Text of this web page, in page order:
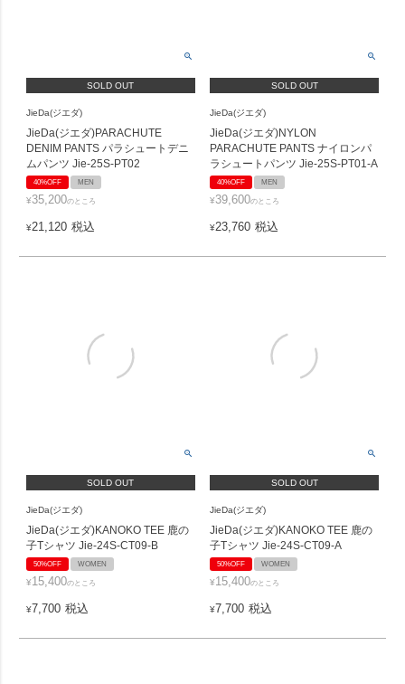
SOLD OUT
JieDa(ジエダ)
JieDa(ジエダ)PARACHUTE
DENIM PANTS パラシュートデニ
ムパンツ Jie-25S-PT02
40%OFF MEN
¥35,200のところ
¥21,120 税込
SOLD OUT
JieDa(ジエダ)
JieDa(ジエダ)NYLON
PARACHUTE PANTS ナイロンパ
ラシュートパンツ Jie-25S-PT01-A
40%OFF MEN
¥39,600のところ
¥23,760 税込
SOLD OUT
JieDa(ジエダ)
JieDa(ジエダ)KANOKO TEE 鹿の
子Tシャツ Jie-24S-CT09-B
50%OFF WOMEN
¥15,400のところ
¥7,700 税込
SOLD OUT
JieDa(ジエダ)
JieDa(ジエダ)KANOKO TEE 鹿の
子Tシャツ Jie-24S-CT09-A
50%OFF WOMEN
¥15,400のところ
¥7,700 税込